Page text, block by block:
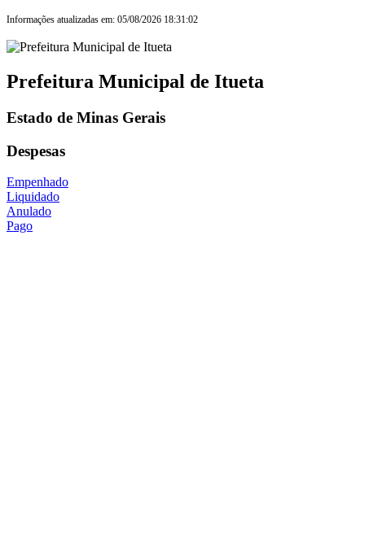
Informações atualizadas em: 05/08/2026 18:31:02
Prefeitura Municipal de Itueta
Estado de Minas Gerais
Despesas
Empenhado
Liquidado
Anulado
Pago